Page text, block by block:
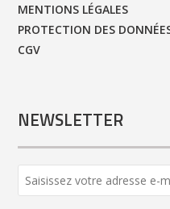
MENTIONS LÉGALES
PROTECTION DES
CGV
NEWSLETTER
URL *